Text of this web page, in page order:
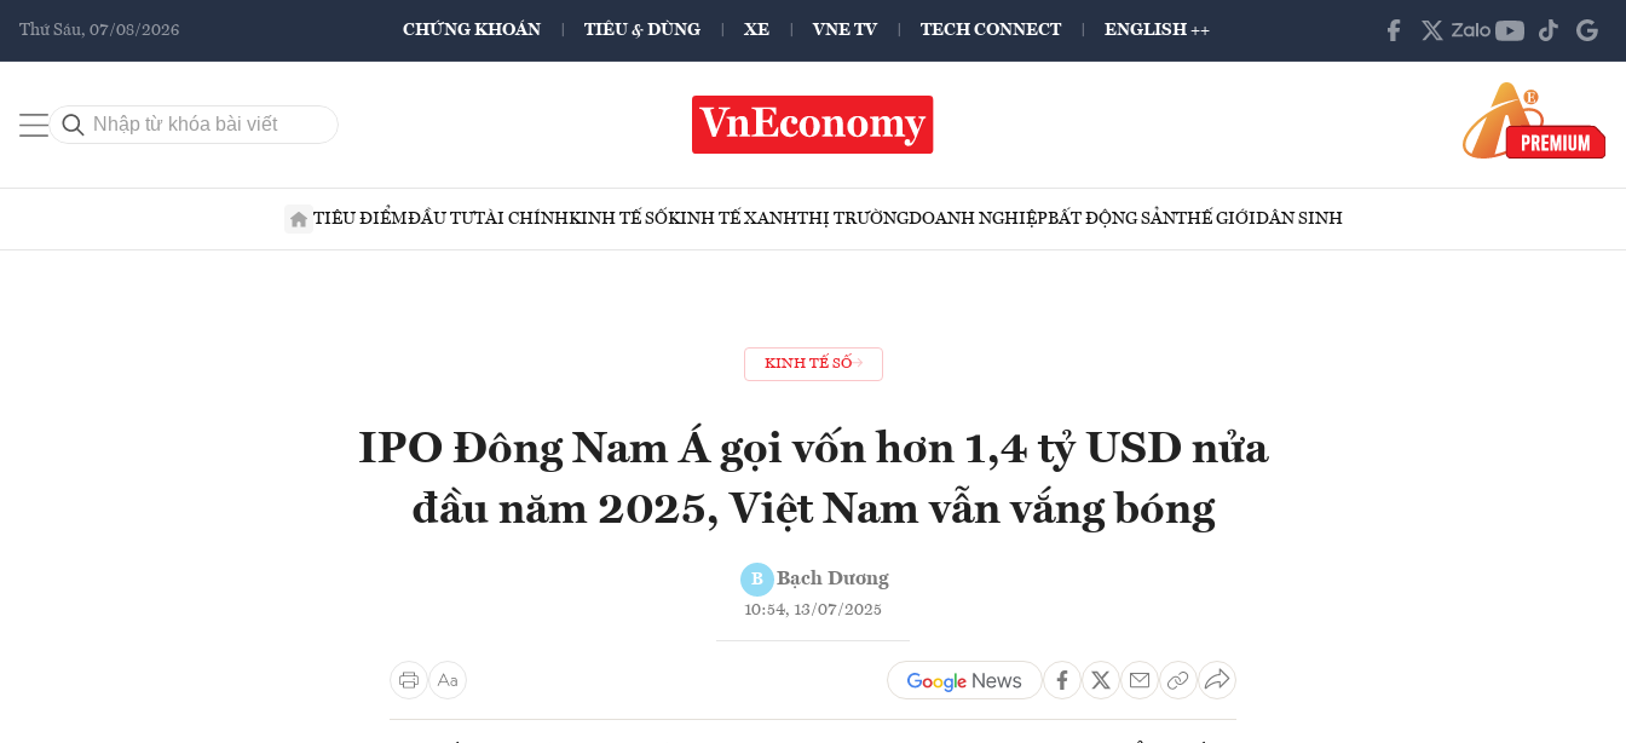
Thứ Sáu, 07/08/2026 CHỨNG KHOÁN TIÊU & DÙNG XE VNE TV TECH CONNECT ENGLISH ++
TIÊU ĐIỂMĐẦU TƯTÀI CHÍNHKINH TẾ SỐKINH TẾ XANHTHỊ TRƯỜNGDOANH NGHIỆPBẤT ĐỘNG SẢNTHẾ GIỚIDÂN SINH
KINH TẾ SỐ
IPO Đông Nam Á gọi vốn hơn 1,4 tỷ USD nửa
đầu năm 2025, Việt Nam vẫn vắng bóng
B Bạch Dương
10:54, 13/07/2025